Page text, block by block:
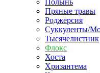
Полынь
Пряные травы
Роджерсия
Суккуленты/
Тысячелистник
Флокс
Хоста
Хризантема